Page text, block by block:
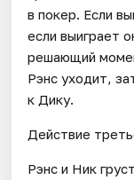
в покер. Если
если выиграет
решающий
Рэнс уходит,
к Дику.
Действие
Рэнс и Ник